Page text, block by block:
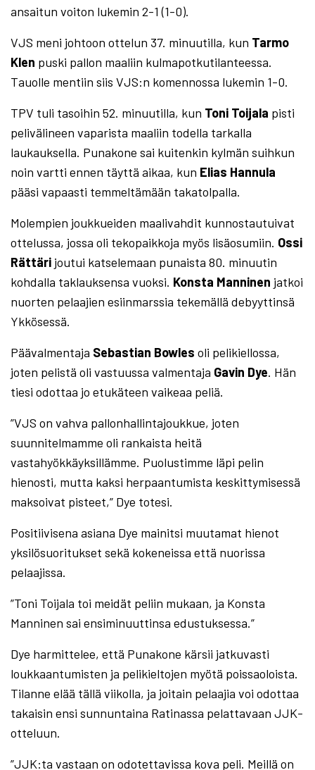
ansaitun voiton lukemin 2-1 (1-0).
VJS meni johtoon ottelun 37. minuutilla, kun Tarmo
Klen puski pallon maaliin kulmapotkutilanteessa.
Tauolle mentiin siis VJS:n komennossa lukemin 1-0.
TPV tuli tasoihin 52. minuutilla, kun Toni Toijala pisti
pelivälineen vaparista maaliin todella tarkalla
laukauksella. Punakone sai kuitenkin kylmän suihkun
noin vartti ennen täyttä aikaa, kun Elias Hannula
pääsi vapaasti temmeltämään takatolpalla.
Molempien joukkueiden maalivahdit kunnostautuivat
ottelussa, jossa oli tekopaikkoja myös lisäosumiin. Ossi
Rättäri joutui katselemaan punaista 80. minuutin
kohdalla taklauksensa vuoksi. Konsta Manninen jatkoi
nuorten pelaajien esiinmarssia tekemällä debyyttinsä
Ykkösessä.
Päävalmentaja Sebastian Bowles oli pelikiellossa,
joten pelistä oli vastuussa valmentaja Gavin Dye. Hän
tiesi odottaa jo etukäteen vaikeaa peliä.
”VJS on vahva pallonhallintajoukkue, joten
suunnitelmamme oli rankaista heitä
vastahyökkäyksillämme. Puolustimme läpi pelin
hienosti, mutta kaksi herpaantumista keskittymisessä
maksoivat pisteet,” Dye totesi.
Positiivisena asiana Dye mainitsi muutamat hienot
yksilösuoritukset sekä kokeneissa että nuorissa
pelaajissa.
”Toni Toijala toi meidät peliin mukaan, ja Konsta
Manninen sai ensiminuuttinsa edustuksessa.”
Dye harmittelee, että Punakone kärsii jatkuvasti
loukkaantumisten ja pelikieltojen myötä poissaoloista.
Tilanne elää tällä viikolla, ja joitain pelaajia voi odottaa
takaisin ensi sunnuntaina Ratinassa pelattavaan JJK-
otteluun.
”JJK:ta vastaan on odotettavissa kova peli. Meillä on